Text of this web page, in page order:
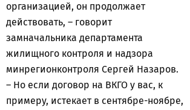
организацией, он продолжает
действовать, – говорит
замначальника департамента
жилищного контроля и надзора
минрегионконтроля Сергей Назаров.
– Но если договор на ВКГО у вас, к
примеру, истекает в сентябре-ноябре,